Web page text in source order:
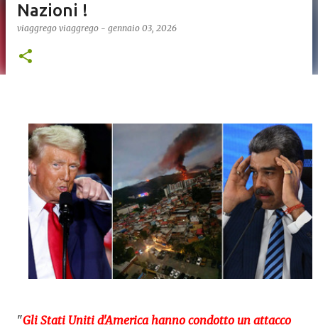
Nazioni !
viaggrego viaggrego - gennaio 03, 2026
"Gli Stati Uniti d'America hanno condotto un attacco